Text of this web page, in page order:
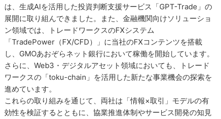
は、生成AIを活用した投資判断支援サービス「GPT-Trade」の
展開に取り組んできました。また、金融機関向けソリューショ
ン領域では、トレードワークスのFXシステム
「TradePower（FX/CFD）」に当社のFXコンテンツを搭載
し、GMOあおぞらネット銀行において稼働を開始しています。
さらに、Web3・デジタルアセット領域においても、トレード
ワークスの「toku-chain」を活用した新たな事業機会の探索を
進めています。
これらの取り組みを通じて、両社は「情報×取引」モデルの有
効性を検証するとともに、協業推進体制やサービス開発の知見